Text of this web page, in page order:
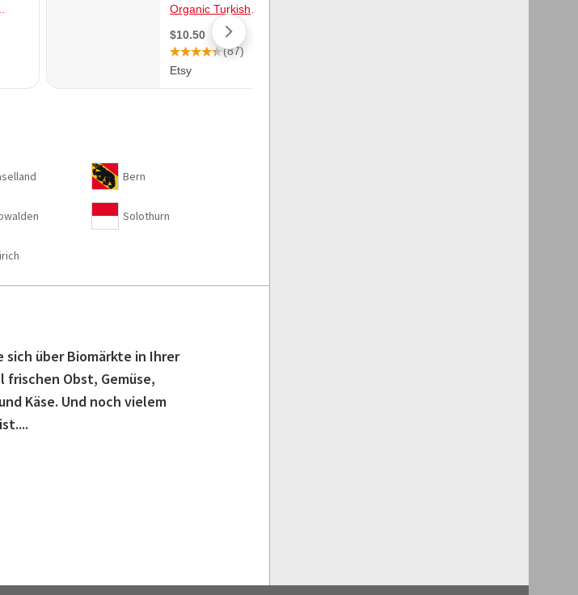
Bern
Solothurn
sich über Biomärkte in Ihrer
frischen Obst, Gemüse,
Käse. Und noch vielem